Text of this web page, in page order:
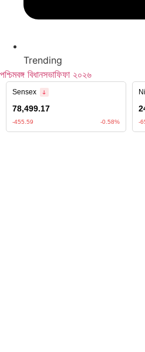
Trending
পশ্চিমবঙ্গ বিধানসভাফিফা ২০২৬